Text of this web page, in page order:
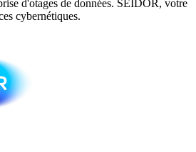
d'otages de données. SEIDOR, votre
cybernétiques.